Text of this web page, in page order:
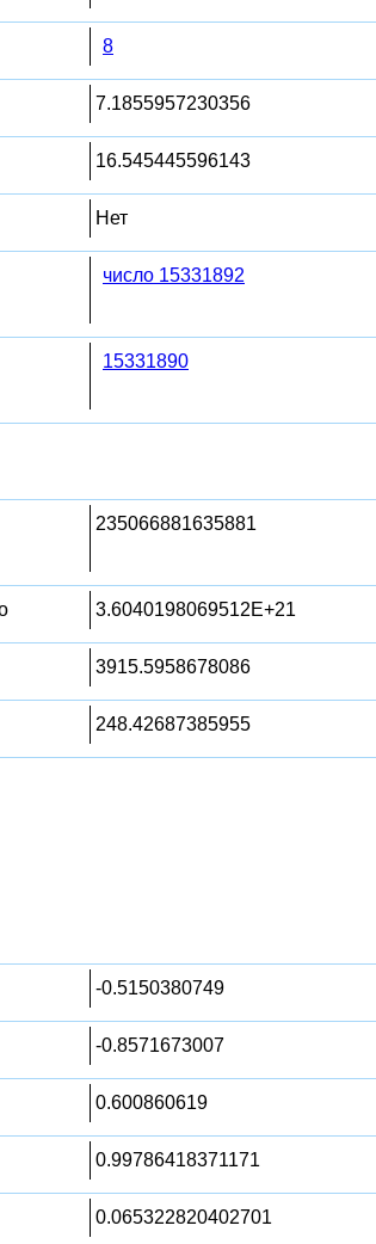
8
7.1855957230356
16.545445596143
Нет
число 15331892
15331890
235066881635881
3.6040198069512E+21
3915.5958678086
248.42687385955
-0.5150380749
-0.8571673007
0.600860619
0.99786418371171
0.065322820402701